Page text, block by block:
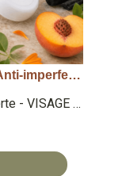
Coffret découverte - VISAGE - Anti-imperfections
- VISAGE -
aux
visage
- Kit de 4
- Crème